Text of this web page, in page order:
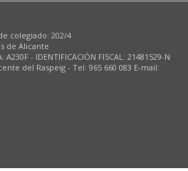
colegiado: 202/4
de Alicante
A230F - IDENTIFICACIÓN FISCAL: 21481529-N
del Raspeig - Tel: 965 660 083 E-mail: